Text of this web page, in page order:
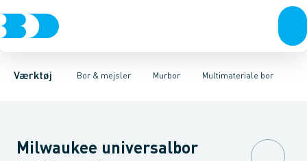
Værktøj Bor & mejsler
Akku- & elværktøj HåndværktøjRørværktøjBits & toppe
Murbor
MurborHammerborMetalborHulbor DiamantborTræbor
Multimateriale bor
Almindelige murborCordless murbor Ekstra hårdføre
Milwaukee universalbor